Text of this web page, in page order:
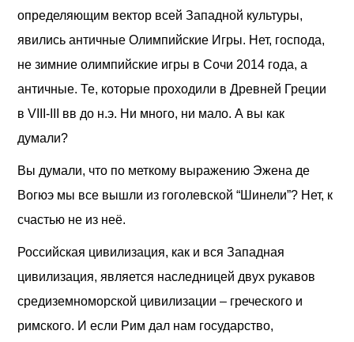
определяющим вектор всей Западной культуры,
явились античные Олимпийские Игры. Нет, господа,
не зимние олимпийские игры в Сочи 2014 года, а
античные. Те, которые проходили в Древней Греции
в VIII-III вв до н.э. Ни много, ни мало. А вы как
думали?
Вы думали, что по меткому выражению Эжена де
Вогюэ мы все вышли из гоголевской “Шинели”? Нет, к
счастью не из неё.
Российская цивилизация, как и вся Западная
цивилизация, является наследницей двух рукавов
средиземноморской цивилизации – греческого и
римского. И если Рим дал нам государство,